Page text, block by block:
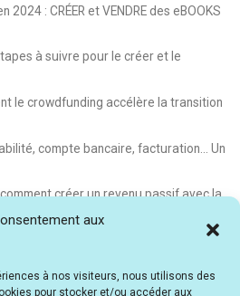
aux
à nos visiteurs, nous utilisons des
pour stocker et/ou accéder aux
2024 : CRÉER et VENDRE des eBOOKS
à suivre pour le créer et le
le crowdfunding accélère la transition
compte bancaire, facturation… Un
créer un revenu passif avec la
gratuits et payants pour créer et
: vendre des formations en e-